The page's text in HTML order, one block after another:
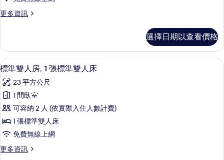
片
詳
情
房,
1
單
人
床
的
所
有
相
片
更多資訊
更
單
人
房,
張
單
床
的
詳
情
選擇日期以查看價格
顯
示
標
準
雙
人
房,
1
標準雙人房, 1 張標準雙人床 | 埃及棉
5
標準雙人房, 1 張標準雙人床
23 平方公尺
1 間臥室
可容納 2 人 (依實際入住人數計費)
1 張標準雙人床
免費無線上網
更多資訊
更